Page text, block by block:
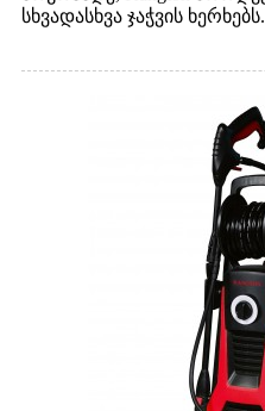
სხვადასხვა ჯაჭვის ხერხებს.